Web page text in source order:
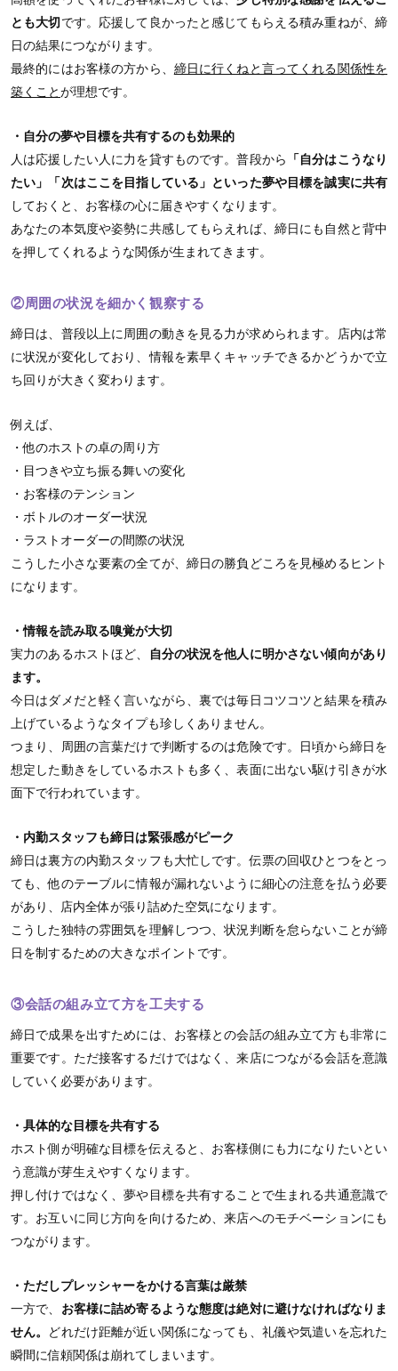
とも大切です。応援して良かったと感じてもらえる積み重ねが、締
日の結果につながります。
最終的にはお客様の方から、 締日に行くねと言ってくれる関係性を
築くことが理想です。
・自分の夢や目標を共有するのも効果的
人は応援したい人に力を貸すものです。普段から
「自分はこうなり
たい」「次はここを目指している」といった夢や目標を誠実に共有
しておくと、お客様の心に届きやすくなります。
あなたの本気度や姿勢に共感してもらえれば、締日にも自然と背中
を押してくれるような関係が生まれてきます。
②周囲の状況を細かく観察する
締日は、普段以上に周囲の動きを見る力が求められます。店内は常
に状況が変化しており、情報を素早くキャッチできるかどうかで立
ち回りが大きく変わります。
例えば、
・他のホストの卓の周り方
・目つきや立ち振る舞いの変化
・お客様のテンション
・ボトルのオーダー状況
・ラストオーダーの間際の状況
こうした小さな要素の全てが、締日の勝負どころを見極めるヒント
になります。
・情報を読み取る嗅覚が大切
実力のあるホストほど、
自分の状況を他人に明かさない傾向があり
ます。
今日はダメだと軽く言いながら、裏では毎日コツコツと結果を積み
上げているようなタイプも珍しくありません。
つまり、周囲の言葉だけで判断するのは危険です。日頃から締日を
想定した動きをしているホストも多く、表面に出ない駆け引きが水
面下で行われています。
・内勤スタッフも締日は緊張感がピーク
締日は裏方の内勤スタッフも大忙しです。伝票の回収ひとつをとっ
ても、他のテーブルに情報が漏れないように細心の注意を払う必要
があり、店内全体が張り詰めた空気になります。
こうした独特の雰囲気を理解しつつ、状況判断を怠らないことが締
日を制するための大きなポイントです。
③会話の組み立て方を工夫する
締日で成果を出すためには、お客様との会話の組み立て方も非常に
重要です。ただ接客するだけではなく、来店につながる会話を意識
していく必要があります。
・具体的な目標を共有する
ホスト側が明確な目標を伝えると、お客様側にも力になりたいとい
う意識が芽生えやすくなります。
押し付けではなく、夢や目標を共有することで生まれる共通意識で
す。お互いに同じ方向を向けるため、来店へのモチベーションにも
つながります。
・ただしプレッシャーをかける言葉は厳禁
一方で、 お客様に詰め寄るような態度は絶対に避けなければなりま
せん。 どれだけ距離が近い関係になっても、礼儀や気遣いを忘れた
瞬間に信頼関係は崩れてしまいます。